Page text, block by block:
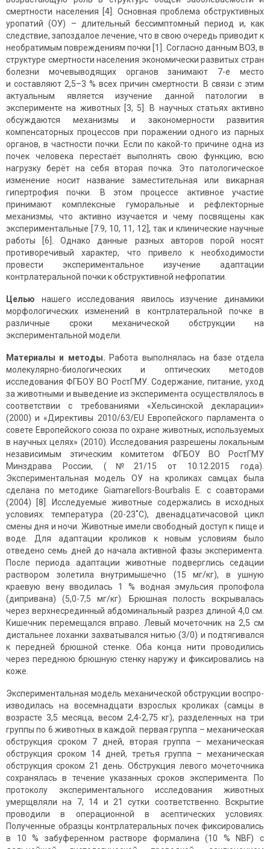
смертности населения [4]. Основная проблема обструктивных
уропатий (ОУ) – длительный бессимптомный период и, как
следствие, запоздалое лечение, что в свою очередь приводит к
необратимым повреждениям почки [1]. Согласно данным ВОЗ, в
структуре смертности населения экономически развитых стран
болезни мочевыводящих органов занимают 7-е место
и составляют 2,5–3 % всех причин смертности. В связи с этим
актуальным является изучение данной патологии в
эксперименте на животных [3, 5]. В научных статьях активно
обсуждаются механизмы и закономерности развития
компенсаторных процессов при поражении одного из парных
органов, в частности почки. Если по какой-то причине одна из
почек человека перестаёт выполнять свою функцию, всю
нагрузку берёт на себя вторая почка. Это патологическое
изменение носит название заместительная или викарная
гипертрофия почки. В этом процессе активное участие
принимают комплексные гумо­ральные и рефлекторные
механизмы, что активно изучается и чему посвящены как
экспериментальные [7.9, 10, 11, 12], так и клинические научные
работы [6]. Однако данные разных авторов порой носят
противоречивый характер, что привело к необходимости
провести экспериментальное изучение адаптации
контрлатеральной почки к обструктивной нефропатии.
Целью нашего исследования явилось изучение динамики
морфологических изменений в контрлатеральной почке в
различные сроки механической обструкции на
экспериментальной модели.
Материалы и методы. Работа выполнялась на базе отдела
молекулярно-биологических и оптических методов
исследования ФГБОУ ВО РостГМУ. Содержание, питание, уход
за животными и выведение из эксперимента осуществлялось в
соответствии с требо­ваниями «Хельсинской декларации»
(2000) и «Директивы 2010/63/EU Европейского парламента о
совете Европейского союза по охране животных, используемых
в научных целях» (2010). Исследования разрешены локальным
независимым этическим комитетом ФГБОУ ВО РостГМУ
Минздрава России, (№21/15 от 10.12.2015 года).
Экспериментальная модель ОУ на кроликах самцах была
сделана по методике Giamarellors-Bourbalis E. с соавторами
(2004) [8]. Исследуемые животные содержались в исходных
условиях: температура (20-23˚С), двенадцатичасовой цикл
смены дня и ночи. Животные имели свободный доступ к пище и
воде. Для адаптации кроликов к новым условиям было
отведено семь дней до начала активной фазы эксперимента.
После периода адаптации животные подверглись седации
раствором золетила внутримышечно (15 мг/кг), в ушную
краевую вену вводилась 1 % водная эмульсия пропофола
(дипривана) (5,0-7,5 мг/кг). Брюшная полость вскрывалась
через верхнесрединный абдоминальный разрез длиной 4,0 см.
Кишечник перемещался вправо. Левый мочеточник на 2,5 см
дистальнее лоханки захватывался нитью (3/0) и подтягивался
к передней брюшной стенке. Оба конца нити проводились
через переднюю брюшную стенку наружу и фиксировались на
коже.
Экспериментальная модель механической обструкции воспро­
изводилась на восемнадцати взрослых кроликах (самцы в
возрасте 3,5 месяца, весом 2,4-2,75 кг), разделенных на три
группы по 6 животных в каждой: первая группа – механическая
обструкция сроком 7 дней, вторая группа – механическая
обструкция сроком 14 дней, третья группа – механическая
обструкция сроком 21 день. Обструкция левого мочеточника
сохранялась в течение указанных сроков эксперимента. По
протоколу экспериментального исследования животных
умерщвляли на 7, 14 и 21 сутки соответственно. Вскрытие
проводили в операционной в асептических условиях.
Полученные образцы контрлатеральных почек фиксировались
в 10 % забуференном растворе формалина (10 % NBF) с